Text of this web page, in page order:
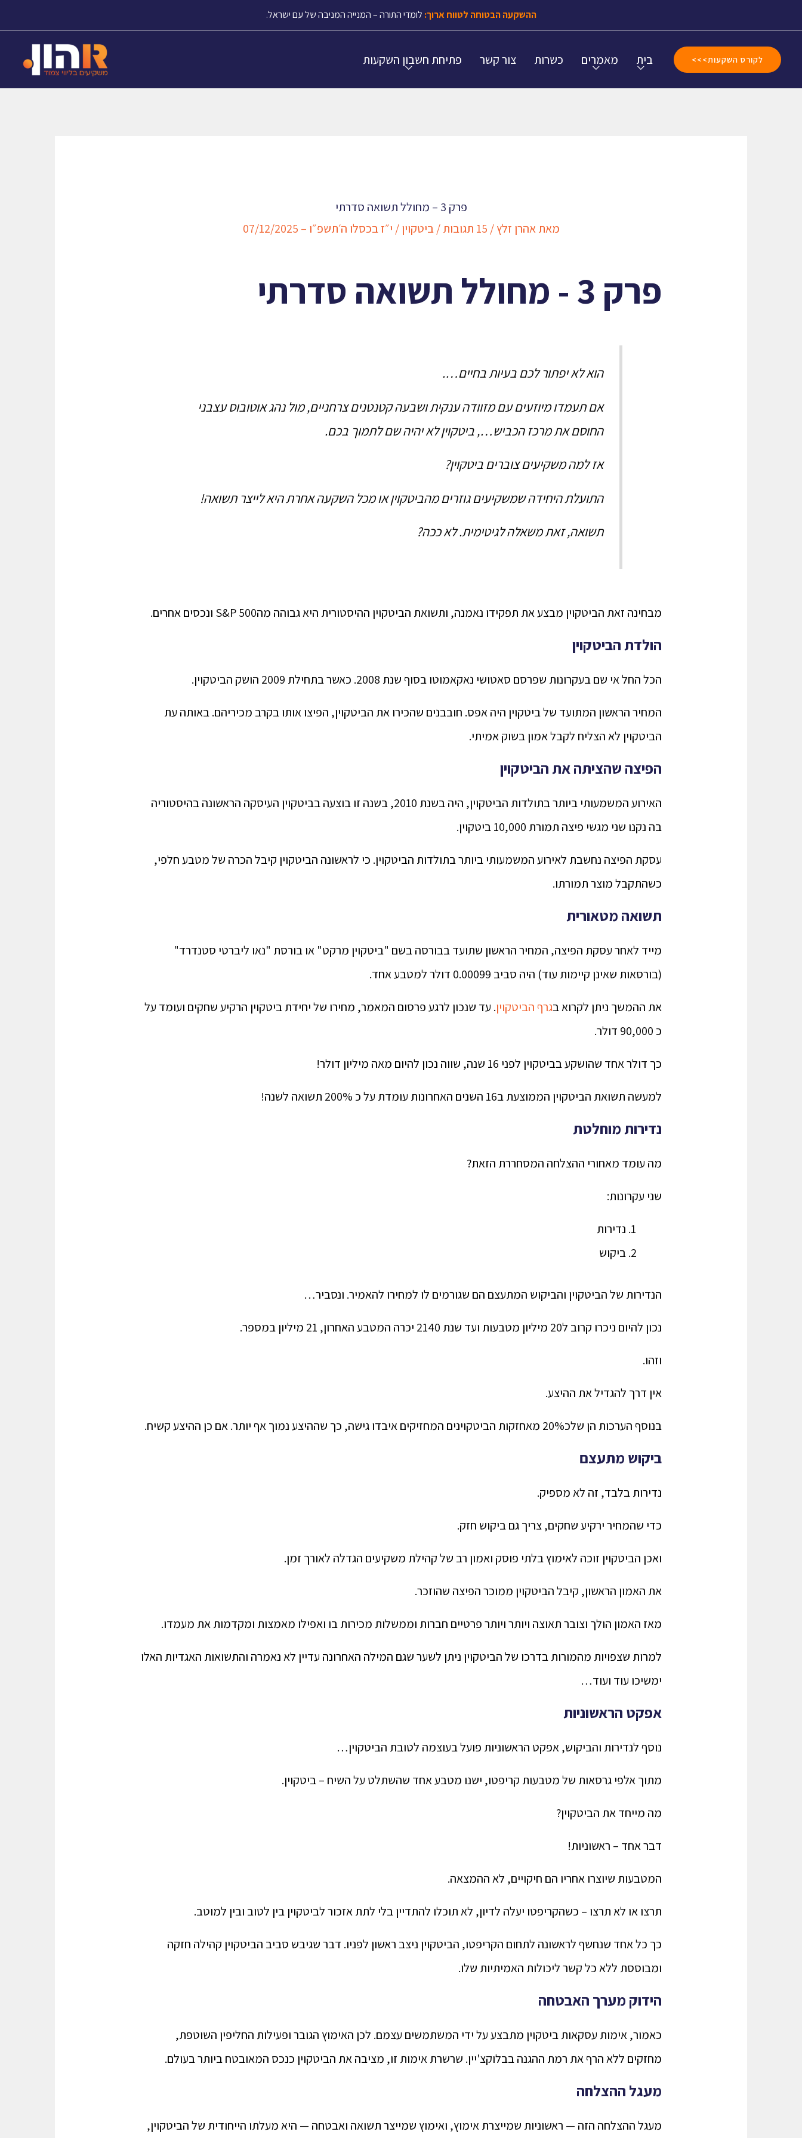
ההשקעה הבטוחה לטווח ארוך: לומדי התורה – המנייה המניבה של עם ישראל.
לקורס השקעות>>> בית מאמרים כשרות צור קשר פתיחת חשבון השקעות
פרק 3 – מחולל תשואה סדרתי
מאתאהרן זלץ / 15 תגובות /ביטקוין/ י״ז בכסלו ה׳תשפ״ו – 07/12/2025
פרק 3 - מחולל תשואה סדרתי
הוא לא יפתור לכם בעיות בחיים….
אם תעמדו מיוזעים עם מזוודה ענקית ושבעה קטנטנים צרחניים, מול נהג אוטובוס עצבני
החוסם את מרכז הכביש…, ביטקוין לא יהיה שם לתמוך בכם.
אז למה משקיעים צוברים ביטקוין?
התועלת היחידה שמשקיעים גוזרים מהביטקוין או מכל השקעה אחרת היא לייצר תשואה!
תשואה, זאת משאלה לגיטימית. לא ככה?
מבחינה זאת הביטקוין מבצע את תפקידו נאמנה, ותשואת הביטקוין ההיסטורית היא גבוהה מהS&P 500 ונכסים אחרים.
הולדת הביטקוין
הכל החל אי שם בעקרונות שפרסם סאטושי נאקאמוטו בסוף שנת 2008. כאשר בתחילת 2009 הושק הביטקוין.
המחיר הראשון המתועד של ביטקוין היה אפס. חובבנים שהכירו את הביטקוין, הפיצו אותו בקרב מכיריהם. באותה עת
הביטקוין לא הצליח לקבל אמון בשוק אמיתי.
הפיצה שהציתה את הביטקוין
האירוע המשמעותי ביותר בתולדות הביטקוין, היה בשנת 2010, בשנה זו בוצעה בביטקוין העיסקה הראשונה בהיסטוריה
בה נקנו שני מגשי פיצה תמורת 10,000 ביטקוין.
עסקת הפיצה נחשבת לאירוע המשמעותי ביותר בתולדות הביטקוין. כי לראשונה הביטקוין קיבל הכרה של מטבע חלפי,
כשהתקבל מוצר תמורתו.
תשואה מטאורית
מייד לאחר עסקת הפיצה, המחיר הראשון שתועד בבורסה בשם "ביטקוין מרקט" או בורסת "נאו ליברטי סטנדרד"
(בורסאות שאינן קיימות עוד) היה סביב 0.00099 דולר למטבע אחד.
את ההמשך ניתן לקרוא בגרף הביטקוין. עד שנכון לרגע פרסום המאמר, מחירו של יחידת ביטקוין הרקיע שחקים ועומד על
כ 90,000 דולר.
כך דולר אחד שהושקע בביטקוין לפני 16 שנה, שווה נכון להיום מאה מיליון דולר!
למעשה תשואת הביטקוין הממוצעת ב16 השנים האחרונות עומדת על כ 200% תשואה לשנה!
נדירות מוחלטת
מה עומד מאחורי ההצלחה המסחררת הזאת?
שני עקרונות:
נדירות
ביקוש
הנדירות של הביטקוין והביקוש המתעצם הם שגורמים לו למחירו להאמיר. ונסביר…
נכון להיום ניכרו קרוב ל20 מיליון מטבעות ועד שנת 2140 יכרה המטבע האחרון, 21 מיליון במספר.
וזהו.
אין דרך להגדיל את ההיצע.
בנוסף הערכות הן שלכ20% מאחזקות הביטקוינים המחזיקים איבדו גישה, כך שההיצע נמוך אף יותר. אם כן ההיצע קשיח.
ביקוש מתעצם
נדירות בלבד, זה לא מספיק.
כדי שהמחיר ירקיע שחקים, צריך גם ביקוש חזק.
ואכן הביטקוין זוכה לאימוץ בלתי פוסק ואמון רב של קהילת משקיעים הגדלה לאורך זמן.
את האמון הראשון, קיבל הביטקוין ממוכר הפיצה שהוזכר.
מאז האמון הולך וצובר תאוצה ויותר ויותר פרטיים חברות וממשלות מכירות בו ואפילו מאמצות ומקדמות את מעמדו.
למרות שצפויות מהמורות בדרכו של הביטקוין ניתן לשער שגם המילה האחרונה עדיין לא נאמרה והתשואות האגדיות האלו
ימשיכו עוד ועוד…
אפקט הראשוניות
נוסף לנדירות והביקוש, אפקט הראשוניות פועל בעוצמה לטובת הביטקוין…
מתוך אלפי גרסאות של מטבעות קריפטו, ישנו מטבע אחד שהשתלט על השיח – ביטקוין.
מה מייחד את הביטקוין?
דבר אחד – ראשוניות!
המטבעות שיוצרו אחריו הם חיקויים, לא ההמצאה.
תרצו או לא תרצו – כשהקריפטו יעלה לדיון, לא תוכלו להתדיין בלי לתת אזכור לביטקוין בין לטוב ובין למוטב.
כך כל אחד שנחשף לראשונה לתחום הקריפטו, הביטקוין ניצב ראשון לפניו. דבר שגיבש סביב הביטקוין קהילה חזקה
ומבוססת ללא כל קשר ליכולות האמיתיות שלו.
הידוק מערך האבטחה
כאמור, אימות עסקאות ביטקוין מתבצע על ידי המשתמשים עצמם. לכן האימוץ הגובר ופעילות החליפין השוטפת,
מחזקים ללא הרף את רמת ההגנה בבלוקצ'יין. שרשרת אימות זו, מציבה את הביטקוין כנכס המאובטח ביותר בעולם.
מעגל ההצלחה
מעגל ההצלחה הזה — ראשוניות שמייצרת אימוץ, ואימוץ שמייצר תשואה ואבטחה — היא מעלתו הייחודית של הביטקוין,